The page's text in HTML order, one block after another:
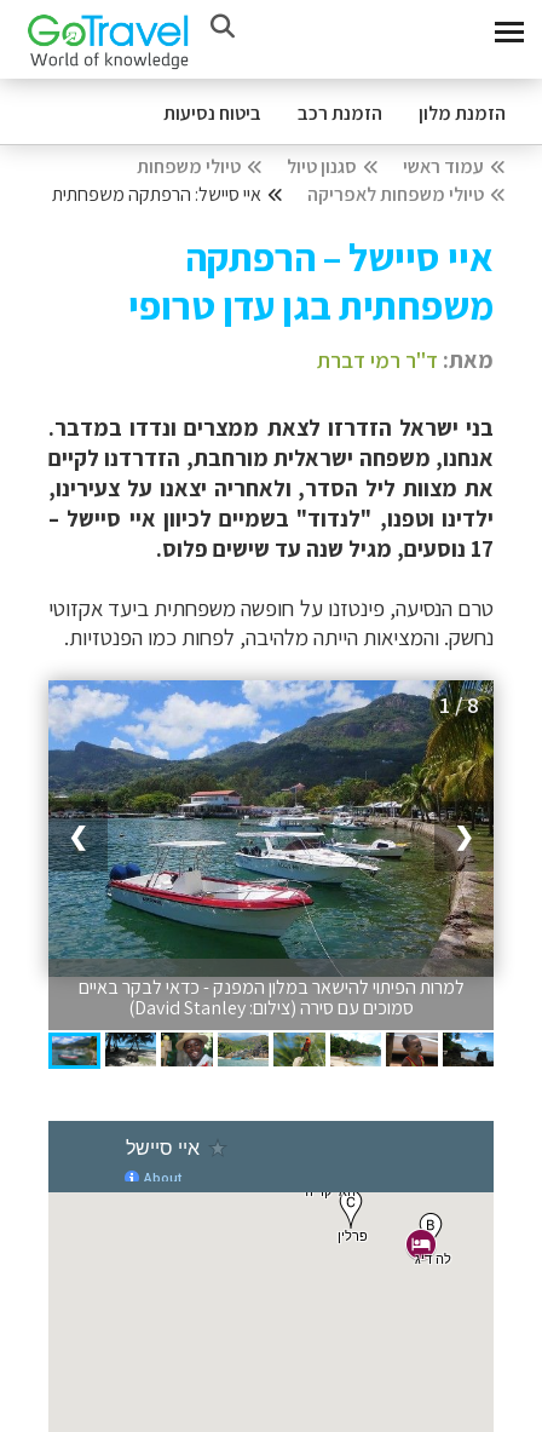
הזמנת מלון הזמנת רכב ביטוח נסיעות
עמוד ראשי סגנון טיול
טיולי משפחות
טיולי משפחות לאפריקה
איי סיישל: הרפתקה משפחתית
איי סיישל – הרפתקה
משפחתית בגן עדן טרופי
מאת: ד"ר רמי דברת
בני ישראל הזדרזו לצאת ממצרים ונדדו במדבר.
אנחנו, משפחה ישראלית מורחבת, הזדרדנו לקיים
את מצוות ליל הסדר, ולאחריה יצאנו על צעירינו,
ילדינו וטפנו, "לנדוד" בשמיים לכיוון איי סיישל –
17 נוסעים, מגיל שנה עד שישים פלוס.
טרם הנסיעה, פינטזנו על חופשה משפחתית ביעד אקזוטי
נחשק. והמציאות הייתה מלהיבה, לפחות כמו הפנטזיות.
1 / 8
❯ ❮
למרות הפיתוי להישאר במלון המפנק - כדאי לבקר באיים
סמוכים עם סירה (צילום: David Stanley)